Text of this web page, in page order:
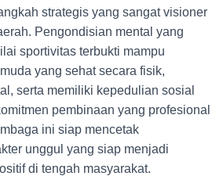
strategis yang sangat visioner
Pengondisian mental yang
sportivitas terbukti mampu
yang sehat secara fisik,
serta memiliki kepedulian sosial
pembinaan yang profesional
ini siap mencetak
unggul yang siap menjadi
di tengah masyarakat.